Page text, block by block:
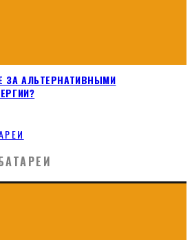
ЗА АЛЬТЕРНАТИВНЫМИ